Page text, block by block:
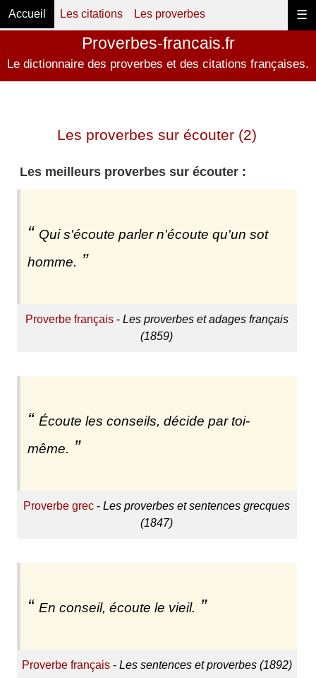
☰
Accueil Les citations Les proverbes
Proverbes-francais.fr
Le dictionnaire des proverbes et des citations françaises.
Les proverbes sur écouter (2)
Les meilleurs proverbes sur écouter :
Qui s'écoute parler n'écoute qu'un sot
homme.
Proverbe français- Les proverbes et adages français
(1859)
Écoute les conseils, décide par toi-
même.
Proverbe grec -Les proverbes et sentences grecques
(1847)
En conseil, écoute le vieil.
Proverbe français- Les sentences et proverbes (1892)